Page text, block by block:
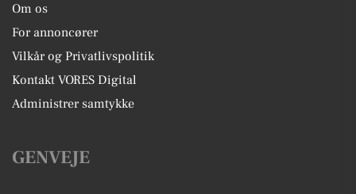
Om os
For annoncører
Vilkår og Privatlivspolitik
Kontakt VORES Digital
Administrer samtykke
GENVEJE